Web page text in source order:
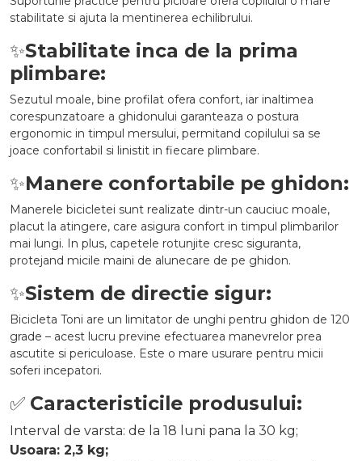
stabilitate si ajuta la mentinerea echilibrului.
✨Stabilitate inca de la prima
plimbare:
Sezutul moale, bine profilat ofera confort, iar inaltimea
corespunzatoare a ghidonului garanteaza o postura
ergonomic in timpul mersului, permitand copilului sa se
joace confortabil si linistit in fiecare plimbare.
✨Manere confortabile pe ghidon:
Manerele bicicletei sunt realizate dintr-un cauciuc moale,
placut la atingere, care asigura confort in timpul plimbarilor
mai lungi. In plus, capetele rotunjite cresc siguranta,
protejand micile maini de alunecare de pe ghidon.
✨Sistem de directie sigur:
Bicicleta Toni are un limitator de unghi pentru ghidon de 120
grade – acest lucru previne efectuarea manevrelor prea
ascutite si periculoase. Este o mare usurare pentru micii
soferi incepatori.
✅ Caracteristicile produsului:
Interval de varsta: de la 18 luni pana la 30 kg;
Usoara: 2,3 kg;